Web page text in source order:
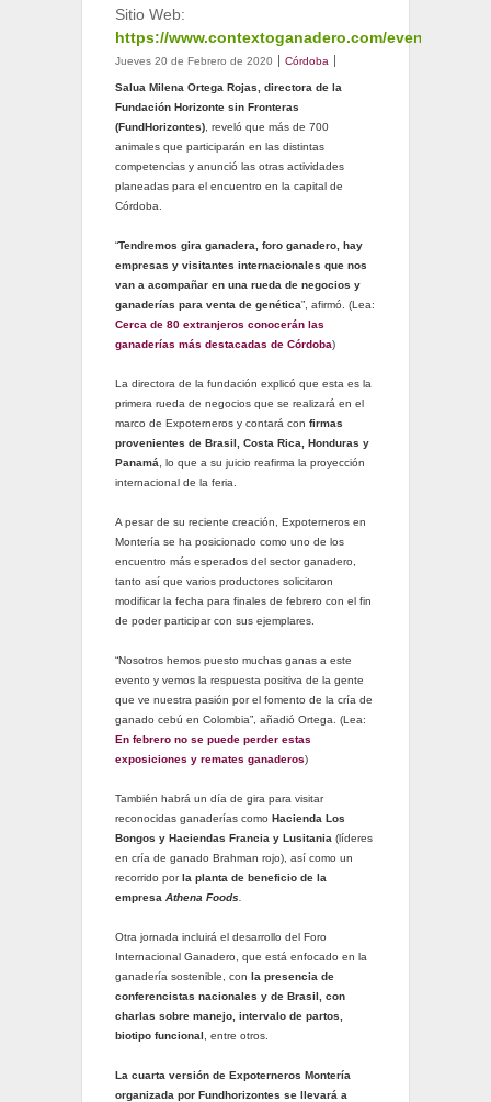
Sitio Web:
https://www.contextoganadero.com/evento/
Jueves 20 de Febrero de 2020 Córdoba
Salua Milena Ortega Rojas, directora de la
Fundación Horizonte sin Fronteras
(FundHorizontes), reveló que más de 700
animales que participarán en las distintas
competencias y anunció las otras actividades
planeadas para el encuentro en la capital de
Córdoba.
“Tendremos gira ganadera, foro ganadero, hay
empresas y visitantes internacionales que nos
van a acompañar en una rueda de negocios y
ganaderías para venta de genética”, afirmó. (Lea:
Cerca de 80 extranjeros conocerán las
ganaderías más destacadas de Córdoba)
La directora de la fundación explicó que esta es la
primera rueda de negocios que se realizará en el
marco de Expoterneros y contará con firmas
provenientes de Brasil, Costa Rica, Honduras y
Panamá , lo que a su juicio reafirma la proyección
internacional de la feria.
A pesar de su reciente creación, Expoterneros en
Montería se ha posicionado como uno de los
encuentro más esperados del sector ganadero,
tanto así que varios productores solicitaron
modificar la fecha para finales de febrero con el fin
de poder participar con sus ejemplares.
“Nosotros hemos puesto muchas ganas a este
evento y vemos la respuesta positiva de la gente
que ve nuestra pasión por el fomento de la cría de
ganado cebú en Colombia”, añadió Ortega. (Lea:
En febrero no se puede perder estas
exposiciones y remates ganaderos)
También habrá un día de gira para visitar
reconocidas ganaderías como Hacienda Los
Bongos y Haciendas Francia y Lusitania (líderes
en cría de ganado Brahman rojo), así como un
recorrido porla planta de beneficio de la
empresa Athena Foods
Otra jornada incluirá el desarrollo del Foro
Internacional Ganadero, que está enfocado en la
ganadería sostenible, con la presencia de
conferencistas nacionales y de Brasil, con
charlas sobre manejo, intervalo de partos,
biotipo funcional , entre otros.
La cuarta versión de Expoterneros Montería
organizada por Fundhorizontes se llevará a